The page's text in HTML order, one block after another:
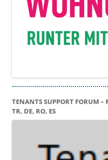
TENANTS SUPPORT FORUM
TR, DE, RO, ES